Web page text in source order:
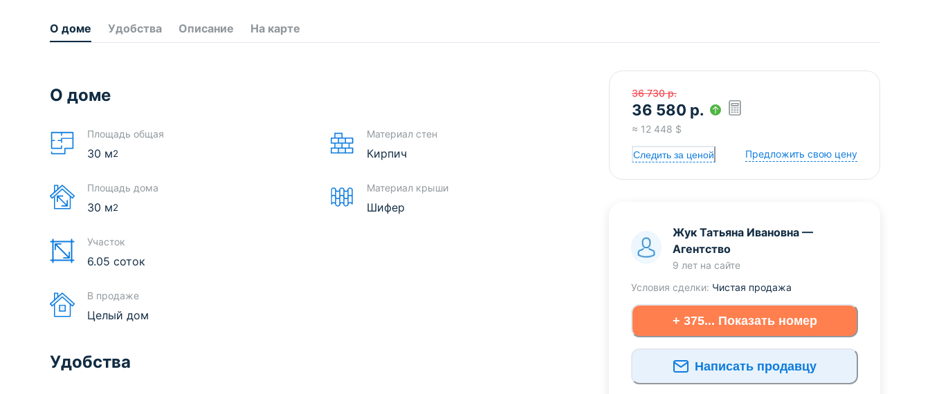
О доме Удобства Описание На карте
О доме
Площадь общая
30 м2
Площадь дома
30 м2
Участок
6.05 соток
В продаже
Целый дом
Материал стен
Кирпич
Материал крыши
Шифер
Удобства
36 730 р.
36 580 р.
≈ 12 448 $
Следить за ценой Предложить свою цену
Жук Татьяна Ивановна —
Агентство
9 лет на сайте
Условия сделки: Чистая продажа
+ 375... Показать номер
Написать продавцу